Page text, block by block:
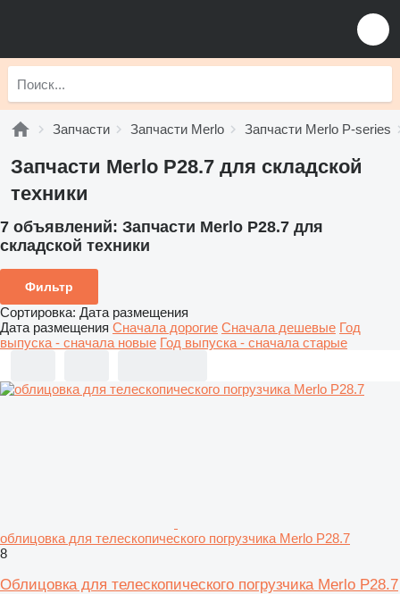
Запчасти Запчасти Merlo Запчасти Merlo P-series
Запчасти Merlo P28.7 для складской
техники
7 объявлений: Запчасти Merlo P28.7 для
складской техники
Фильтр
Сортировка: Дата размещения
Дата размещения Сначала дорогие Сначала дешевые Год
выпуска - сначала новые Год выпуска - сначала старые
облицовка для телескопического погрузчика Merlo P28.7
8
Облицовка для телескопического погрузчика Merlo P28.7